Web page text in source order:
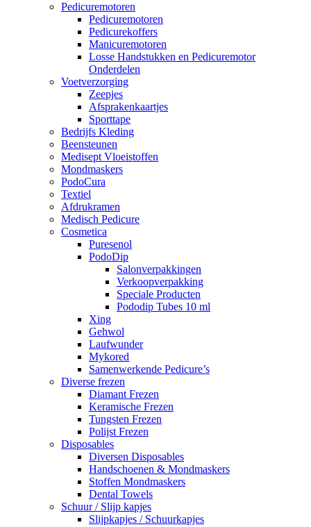
Pedicuremotoren
Pedicuremotoren
Pedicurekoffers
Manicuremotoren
Losse Handstukken en Pedicuremotor
Onderdelen
Voetverzorging
Zeepjes
Afsprakenkaartjes
Sporttape
Bedrijfs Kleding
Beensteunen
Medisept Vloeistoffen
Mondmaskers
PodoCura
Textiel
Afdrukramen
Medisch Pedicure
Cosmetica
Puresenol
PodoDip
Salonverpakkingen
Verkoopverpakking
Speciale Producten
Pododip Tubes 10 ml
Xing
Gehwol
Laufwunder
Mykored
Samenwerkende Pedicure’s
Diverse frezen
Diamant Frezen
Keramische Frezen
Tungsten Frezen
Polijst Frezen
Disposables
Diversen Disposables
Handschoenen & Mondmaskers
Stoffen Mondmaskers
Dental Towels
Schuur / Slijp kapjes
Slijpkapjes / Schuurkapjes